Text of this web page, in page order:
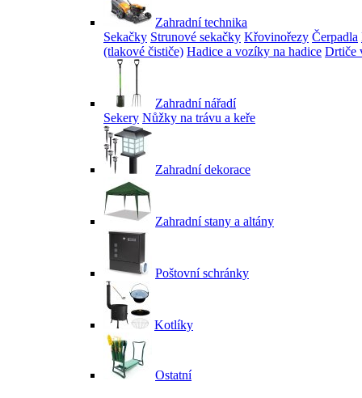
Zahradní technika
Sekačky Strunové sekačky Křovinořezy Čerpadla
(tlakové čističe) Hadice a vozíky na hadice Drtiče
Zahradní nářadí
Sekery Nůžky na trávu a keře
Zahradní dekorace
Zahradní stany a altány
Poštovní schránky
Kotlíky
Ostatní